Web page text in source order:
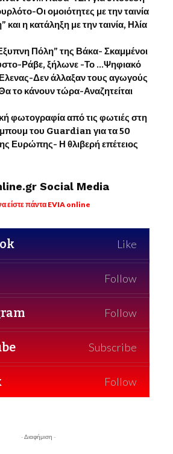
Οι ομοιότητες με την ταινία
και η κατάληξη με την ταινία, Ηλία
Πόλη” της Βάκα- Σκαμμένοι
Ράβε, ξήλωνε -Το …Ψηφιακό
Δεν άλλαξαν τους αγωγούς
το κάνουν τώρα-Αναζητείται
φωτογραφία από τις φωτιές στη
του Guardian για τα 50
Ευρώπης- Η θλιβερή επέτειος
Social Media
είστε πάντα EVIA online
Like
Follow
Follow
Subscribe
Follow
- Διαφήμιση -